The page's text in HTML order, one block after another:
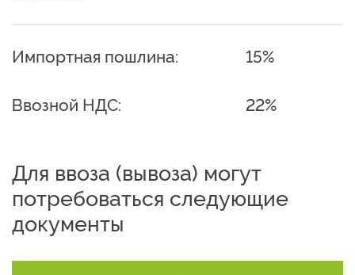
Импортная пошлина: 15%
Ввозной НДС: 22%
Для ввоза (вывоза) могут
потребоваться следующие
документы